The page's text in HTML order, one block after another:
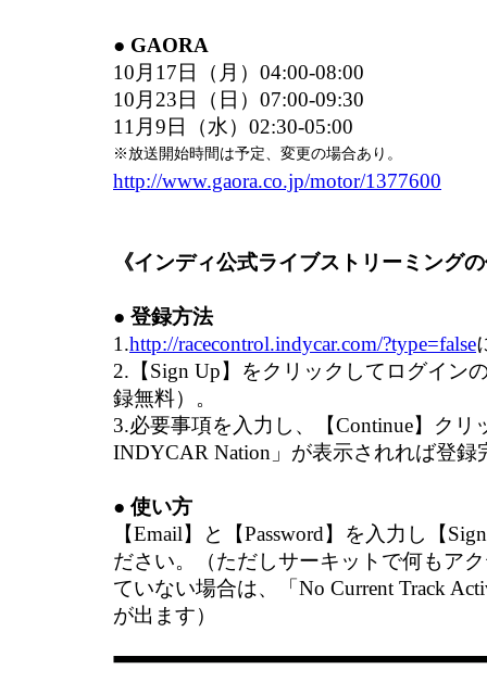
● GAORA
10月17日（月）04:00-08:00
10月23日（日）07:00-09:30
11月9日（水）02:30-05:00
※放送開始時間は予定、変更の場合あり。
http://www.gaora.co.jp/motor/1377600
《インディ公式ライブストリーミング
● 登録方法
1.http://racecontrol.indycar.com/?type=false
2.【Sign Up】をクリックしてログイン
録無料）。
3.必要事項を入力し、【Continue】クリ
INDYCAR Nation」が表示されれば登録
● 使い方
【Email】と【Password】を入力し【
ださい。（ただしサーキットで何もア
ていない場合は、「No Current Track
が出ます）